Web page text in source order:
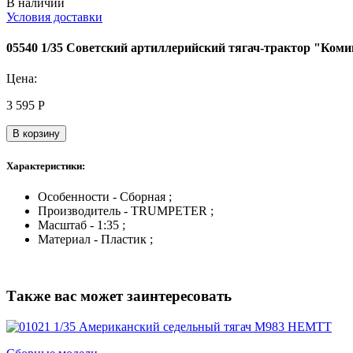
Условия доставки
05540 1/35 Советский артиллерийский тягач-трактор
Цена:
3 595 Р
В корзину
Характеристики:
Особенности - Сборная ;
Производитель - TRUMPETER ;
Масштаб - 1:35 ;
Материал - Пластик ;
Также вас может заинтересовать